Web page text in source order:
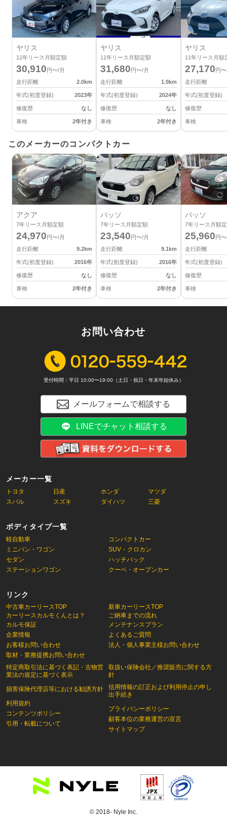
ヤリス
11年リース月額定額
30,910円〜/月
走行距離
2.0km
年式(初度登録) 2023年
修復歴 なし
車検 2年付き
ヤリス
11年リース月額定額
31,680円〜/月
走行距離
1.9km
年式(初度登録) 2024年
修復歴 なし
車検 2年付き
ヤリス
11年リース月額
27,170円
走行距離
年式(初度登録)
修復歴
車検
このメーカーのコンパクトカー
アクア
7年リース月額定額
24,970円〜/月
走行距離
9.2km
年式(初度登録) 2016年
修復歴 なし
車検 2年付き
パッソ
7年リース月額定額
23,540円〜/月
走行距離
9.1km
年式(初度登録) 2016年
修復歴 なし
車検 2年付き
パッソ
7年リース月額
25,960円
走行距離
年式(初度登録)
修復歴
車検
メーカー一覧
トヨタ 日産 ホンダ
マツダ
スバル
スズキ ダイハツ 三菱
ボディタイプ一覧
軽自動車
コンパクトカー
ミニバン・ワゴン
SUV・クロカン
セダン
ハッチバック
ステーションワゴン
クーペ・オープンカー
リンク
中古車カーリースTOP
カーリースカルモくんとは？
新車カーリースTOP
ご納車までの流れ
カルモ保証
企業情報
お客様お問い合わせ
取材・業務提携お問い合わせ
特定商取引法に基づく表記・古物営
業法の規定に基づく表示
損害保険代理店等における勧誘方針
利用規約
コンテンツポリシー
引用・転載について
メンテナンスプラン
よくあるご質問
法人・個人事業主様お問い合わせ
取扱い保険会社／推奨販売に関する方
針
信用情報の訂正および利用停止の申し
出手続き
プライバシーポリシー
顧客本位の業務運営の宣言
サイトマップ
お問い合わせ
受付時間：平日 10:00〜19:00（土日・祝日・年末年始休み）
メールフォームで相談する
LINEでチャット相談する
© 2018- Nyle Inc.